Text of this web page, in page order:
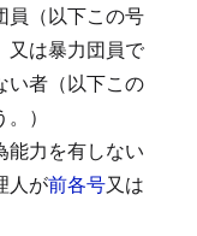
員（以下この号
又は暴力団員で
い者（以下この
）
能力を有しない
人が前各号又は